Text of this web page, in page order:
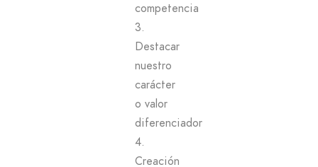
competencia
3.
Destacar
nuestro
carácter
o valor
diferenciador
4.
Creación